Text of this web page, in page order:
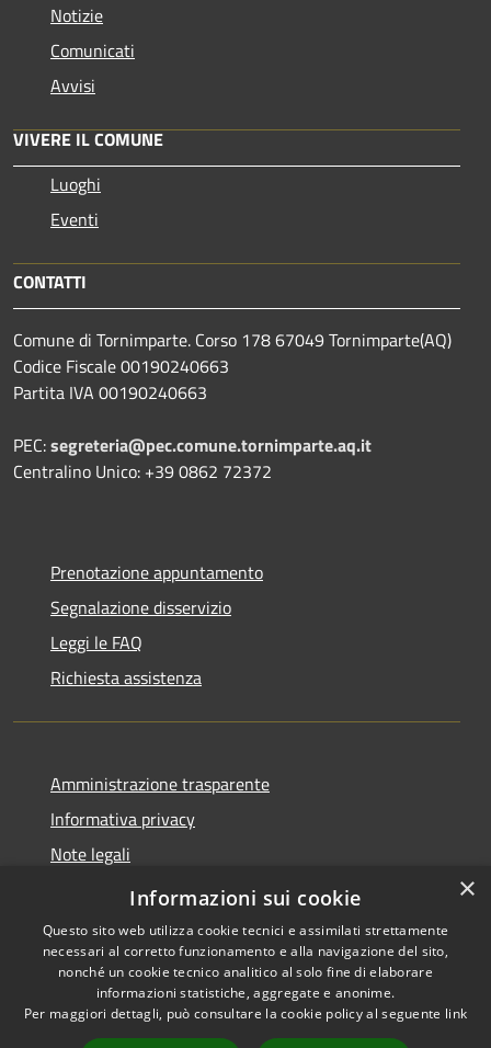
Notizie
Comunicati
Avvisi
VIVERE IL COMUNE
Luoghi
Eventi
CONTATTI
Comune di Tornimparte. Corso 178 67049 Tornimparte(AQ)
Codice Fiscale 00190240663
Partita IVA 00190240663
PEC:segreteria@pec.comune.tornimparte.aq.it
Centralino Unico: +39 0862 72372
Prenotazione appuntamento
Segnalazione disservizio
Leggi le FAQ
Richiesta assistenza
Amministrazione trasparente
Informativa privacy
Note legali
Dichiarazione di accessibilità
Accessibilità
Copyright © 2026 • Comune di
Tornimparte • Powered by
×
Informazioni sui cookie
Questo sito web utilizza cookie tecnici e assimilati strettamente
necessari al corretto funzionamento e alla navigazione del sito,
nonché un cookie tecnico analitico al solo fine di elaborare
informazioni statistiche, aggregate e anonime.
Per maggiori dettagli, può consultare la cookie policy al seguente link